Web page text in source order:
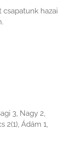
hazai
3, Nagy 2,
2(1), Ádám 1,